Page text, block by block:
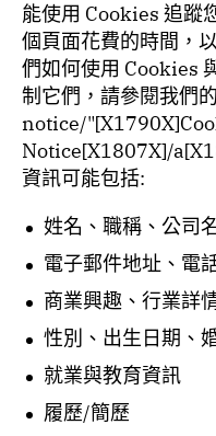
能使用 Cookies 追蹤
個頁面花費的時間，
們如何使用 Cookies
制它們，請參閱我們
notice/
Notice[X1807X]/
資訊可能包括:
姓名、職稱、公司
電子郵件地址、電
商業興趣、行業詳
性別、出生日期、
就業與教育資訊
履歷/簡歷